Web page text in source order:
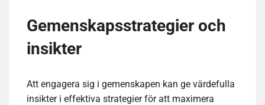
Gemenskapsstrategier och
insikter
Att engagera sig i gemenskapen kan ge värdefulla
insikter i effektiva strategier för att maximera